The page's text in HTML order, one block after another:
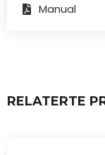
Manual
RELATERTE